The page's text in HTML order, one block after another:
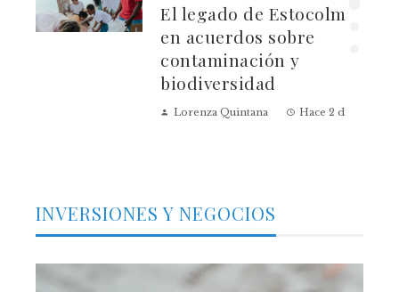
El legado de Estocolmo
en acuerdos sobre
contaminación y
biodiversidad
Lorenza Quintana Hace 2 días
INVERSIONES Y NEGOCIOS